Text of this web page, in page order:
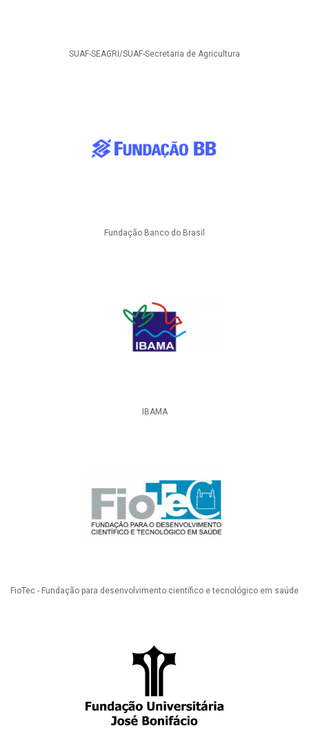
SUAF-SEAGRI/SUAF-Secretaria de Agricultura
Fundação Banco do Brasil
IBAMA
FioTec - Fundação para desenvolvimento científico e tecnológico em saúde